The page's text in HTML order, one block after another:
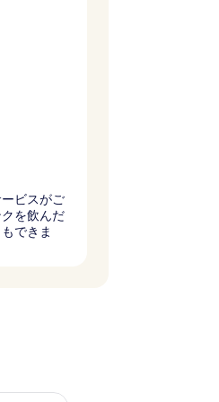
ビスがご
を飲んだ
できま